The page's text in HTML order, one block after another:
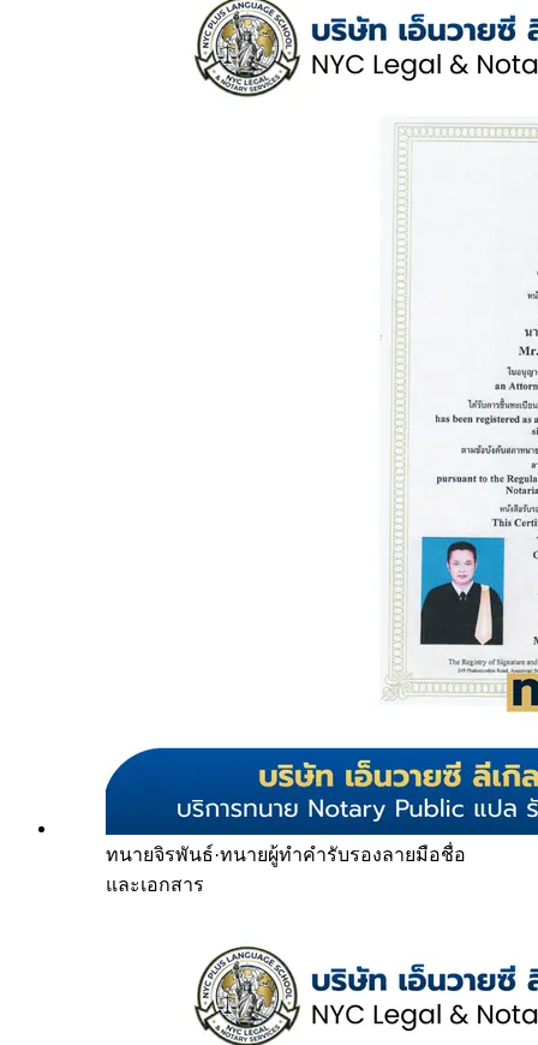
ทนายจิรพันธ์·ทนายผู้ทำคำรับรองลายมือชื่อ
และเอกสาร